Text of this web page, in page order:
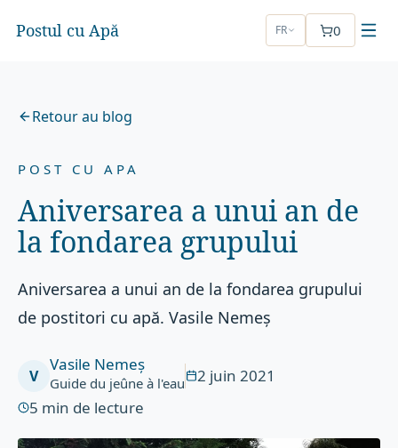
Postul cu Apă FR 0
Retour au blog
POST CU APA
Aniversarea a unui an de
la fondarea grupului
Aniversarea a unui an de la fondarea grupului
de postitori cu apă. Vasile Nemeș
V
Vasile Nemeș
Guide du jeûne à l'eau
2 juin 2021
5 min de lecture